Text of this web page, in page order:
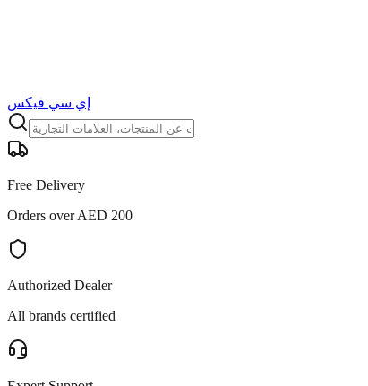
إي سي فيكس
Free Delivery
Orders over AED 200
Authorized Dealer
All brands certified